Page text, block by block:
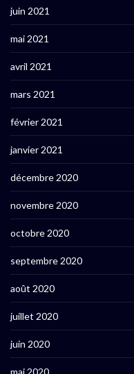
juin 2021
mai 2021
avril 2021
mars 2021
février 2021
janvier 2021
décembre 2020
novembre 2020
octobre 2020
septembre 2020
août 2020
juillet 2020
juin 2020